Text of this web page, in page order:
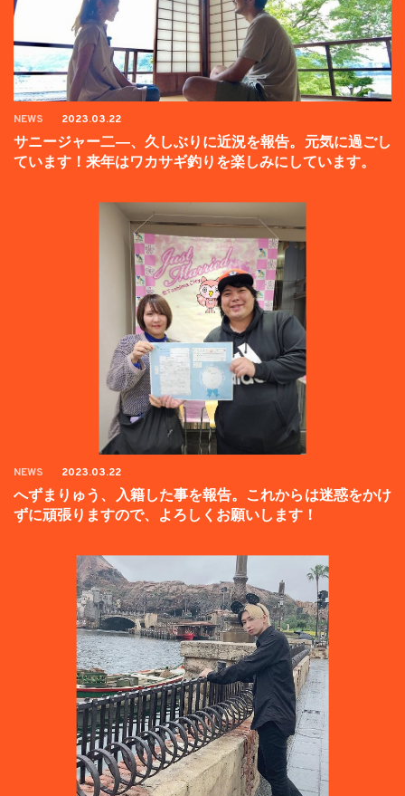
NEWS 2023.03.22
サニージャー二―、久しぶりに近況を報告。元気に過ごし
ています！来年はワカサギ釣りを楽しみにしています。
NEWS 2023.03.22
へずまりゅう、入籍した事を報告。これからは迷惑をかけ
ずに頑張りますので、よろしくお願いします！